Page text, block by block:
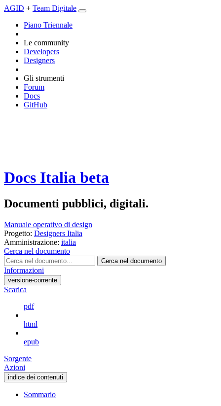
AGID + Team Digitale
Piano Triennale
Le community
Developers
Designers
Gli strumenti
Forum
Docs
GitHub
Docs Italia beta
Documenti pubblici, digitali.
Manuale operativo di design
Progetto: Designers Italia
Amministrazione: italia
Cerca nel documento
Cerca nel documento
Informazioni
versione-corrente
Scarica
pdf
html
epub
Sorgente
Azioni
indice dei contenuti
Sommario